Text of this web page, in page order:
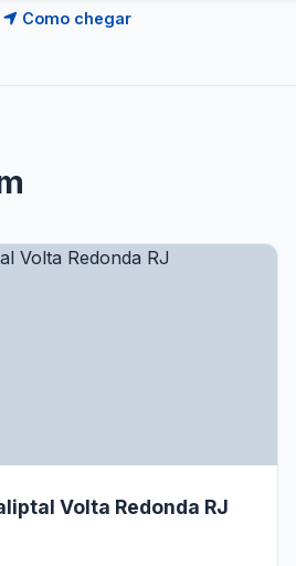
Como chegar
Volta Redonda RJ